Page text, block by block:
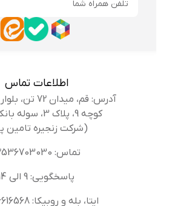
اطلاعات تماس
آدرس: قم، میدان 72 تن، بلوار کوه سفید،
کوچه 9، پلاک 3، سوله بانک کفش
(شرکت زنجیره تامین پویا)
تماس: 02536703030
پاسخگویی: 9 الی 14
ایتا، بله و روبیکا: 09336616568